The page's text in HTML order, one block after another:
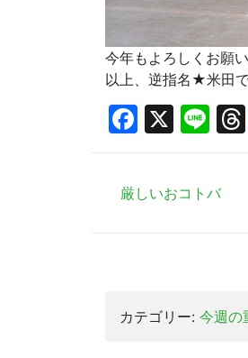
今年もよろしくお願
以上、逆指名★米田で
X
厳しいおコトバ
カテゴリー: 今週の